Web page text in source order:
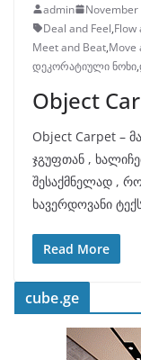
admin
November
Deal and Feel,Flow
Meet and Beat,Move
დეკორატიული ნოხი,
Object
Object Carpet –
ჯგუფთან ,
შესაქმნელად ,
ხავერდოვანი
Read More
cube.ge